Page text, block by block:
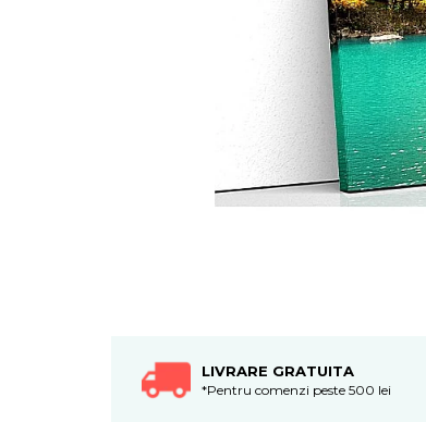
LIVRARE GRATUITA
*Pentru comenzi peste 500 lei